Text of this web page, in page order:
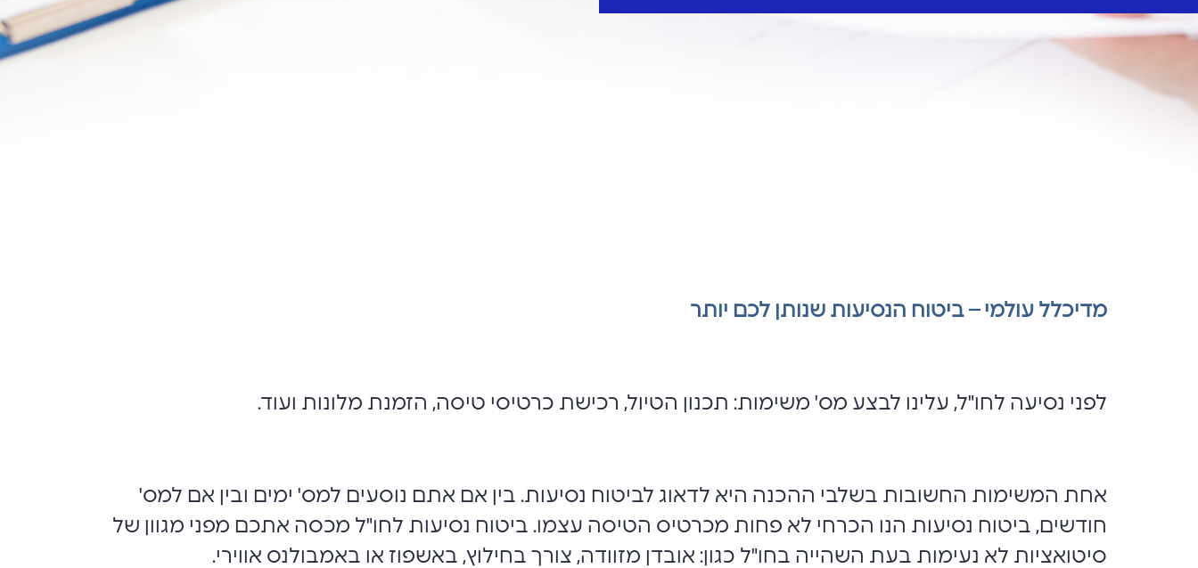
מדיכלל עולמי – ביטוח הנסיעות שנותן לכם יותר
לפני נסיעה לחו"ל, עלינו לבצע מס' משימות: תכנון הטיול, רכישת כרטיסי טיסה, הזמנת מלונות ועוד.
אחת המשימות החשובות בשלבי ההכנה היא לדאוג לביטוח נסיעות. בין אם אתם נוסעים למס' ימים ובין אם למס'
חודשים, ביטוח נסיעות הנו הכרחי לא פחות מכרטיס הטיסה עצמו. ביטוח נסיעות לחו"ל מכסה אתכם מפני מגוון של
סיטואציות לא נעימות בעת השהייה בחו"ל כגון: אובדן מזוודה, צורך בחילוץ, באשפוז או באמבולנס אווירי.